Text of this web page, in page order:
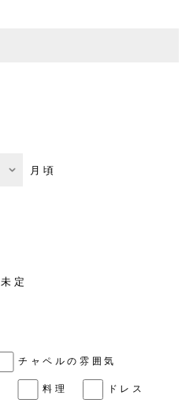
月頃
未定
チャペルの雰囲気
料理 ドレス